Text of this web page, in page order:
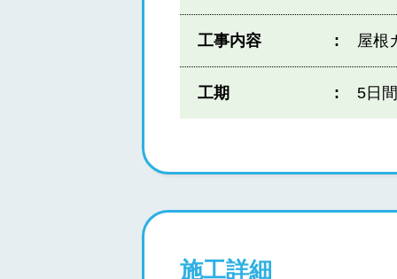
工事内容 屋根
工期 5日間
施工詳細